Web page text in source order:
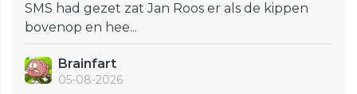
SMS had gezet zat Jan Roos er als de kippen
bovenop en hee...
Brainfart
05-08-2026